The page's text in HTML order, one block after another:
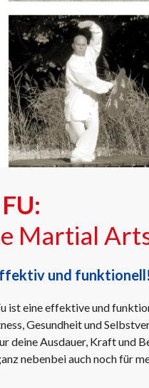
Martial
und funktionell!
ist eine effektive und
Gesundheit und
deine Ausdauer, Kraft und
nebenbei auch noch für